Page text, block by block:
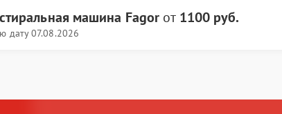
стиральная машина Fagor от 1100 руб.
дату 07.08.2026